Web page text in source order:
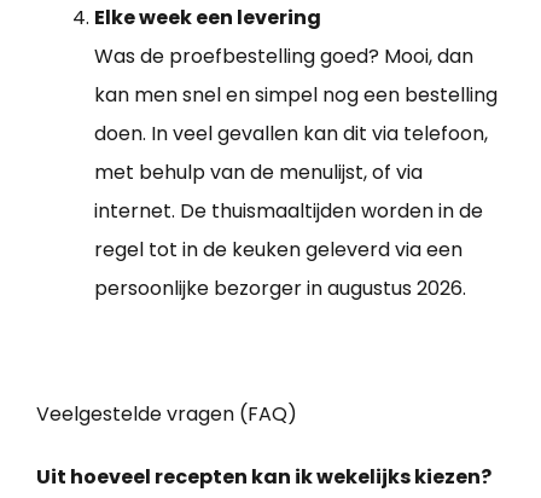
Elke week een levering
Was de proefbestelling goed? Mooi, dan
kan men snel en simpel nog een bestelling
doen. In veel gevallen kan dit via telefoon,
met behulp van de menulijst, of via
internet. De thuismaaltijden worden in de
regel tot in de keuken geleverd via een
persoonlijke bezorger in augustus 2026.
Veelgestelde vragen (FAQ)
Uit hoeveel recepten kan ik wekelijks kiezen?